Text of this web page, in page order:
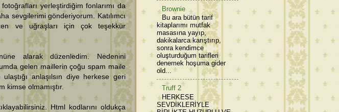
yerleştirdiğim fonlarımı da
sevgilerimi gönderiyorum. Katılımcı
ve uğraşları için çok teşekkür
alarak düzenledim. Nedenini
gelen maillerin çoğu spam maile
anlaşılsın diye herkese geri
kimse olmamıştır.
Html kodlarını oldukça
Brownie
Bu ara bütün tarif
kitaplarımı mutfak
masasına yayıp,
dakikalarca karıştırıp,
sonra kendimce
oluşturduğum tarifleri
denemek hoşuma gider
old...
Truff 2
HERKESE
SEVDİKLERİYLE